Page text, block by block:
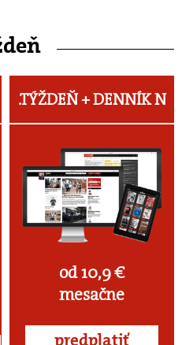
.TÝŽDEŇ +DENNÍK N
od 10,9 €
mesačne
predplatiť